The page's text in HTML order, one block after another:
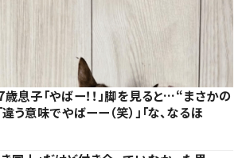
息子「やばー！！」脚を見ると…“まさかの
意味でやばーー（笑）」「な、なるほ